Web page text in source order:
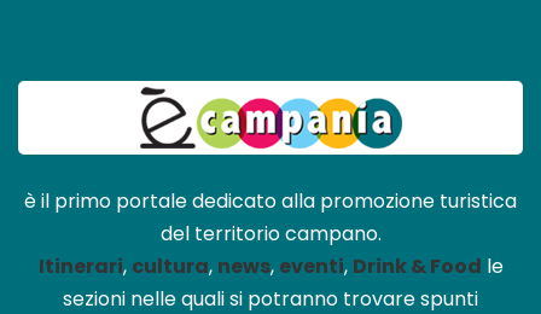
è il primo portale dedicato alla promozione turistica
del territorio campano.
Itinerari, cultura, news, eventi, Drink & Food le
sezioni nelle quali si potranno trovare spunti